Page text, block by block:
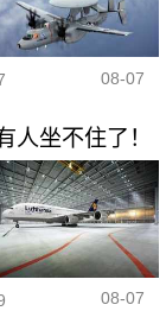
08-07
人坐不住了！
08-07